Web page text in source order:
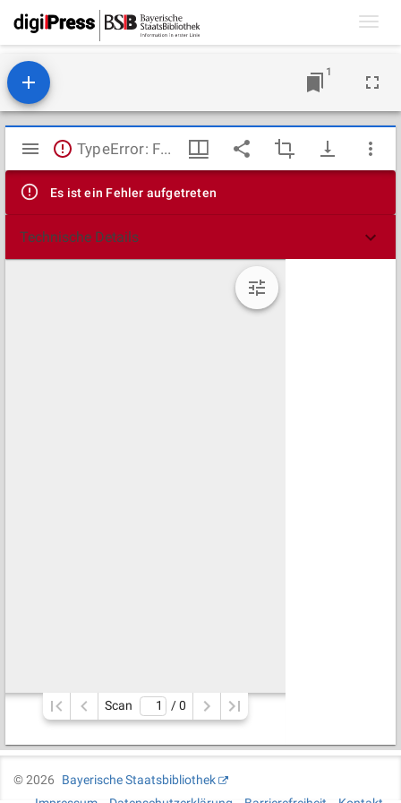
1
Mirador
Viewer
TypeError: Failed to fetch
Es ist ein Fehler aufgetreten
Technische Details
Scan / 0
©2026
Bayerische Staatsbibliothek